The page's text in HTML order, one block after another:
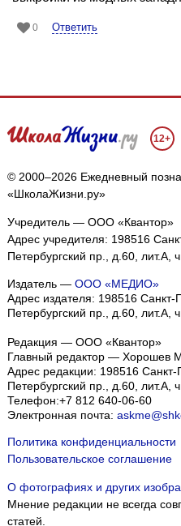
0 Ответить
12+
© 2000–2026 Ежедневный
«ШколаЖизни.ру»
Учредитель — ООО «Квантор»
Адрес учредителя: 198516
Петербургский пр., д.60,
Издатель — ООО «МЕДИО»
Адрес издателя: 198516 Санкт-
Петербургский пр., д.60, лит.А,
Редакция — ООО «Квантор»
Главный редактор — Хорошев
Адрес редакции: 198516 Санкт-
Петербургский пр., д.60,
Телефон:+7 812 640-06-60
Электронная почта:
Политика конфиденциальности
Пользовательское соглашение
О фотографиях и других
Мнение редакции не всегда
статей.